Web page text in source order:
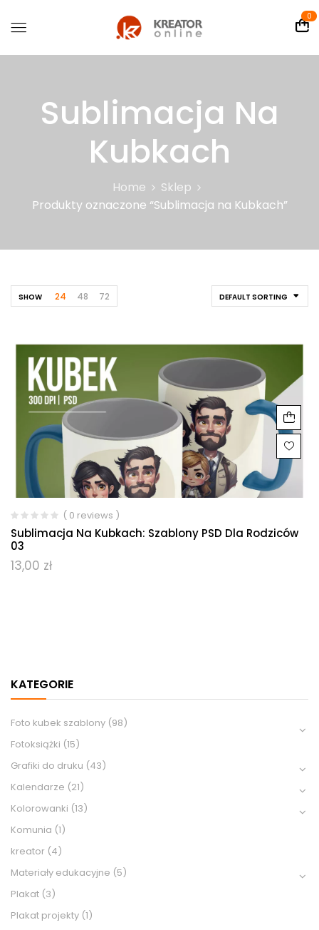
0
Sublimacja Na
Kubkach
Home
Sklep
Produkty oznaczone “Sublimacja na Kubkach”
KATEGORIE
Foto kubek szablony (98)
Fotoksiążki (15)
Grafiki do druku (43)
Kalendarze (21)
Kolorowanki (13)
Komunia (1)
kreator (4)
Materiały edukacyjne (5)
Plakat (3)
Plakat projekty (1)
DEFAULT SORTING
SHOW 24 48 72
( 0 reviews )
Sublimacja Na Kubkach: Szablony PSD Dla Rodziców
03
13,00 zł